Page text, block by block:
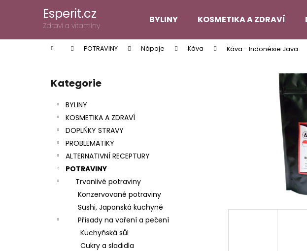
Esperit.cz
Zdraví a vitamíny
BYLINY KOSMETIKA A ZDRAVÍ
Domů POTRAVINY Nápoje Káva Káva - Indonésie Java
Přeskočit
kategorie
Kategorie
BYLINY
KOSMETIKA A ZDRAVÍ
DOPLŇKY STRAVY
PROBLEMATIKY
ALTERNATIVNÍ RECEPTURY
POTRAVINY
Trvanlivé potraviny
Konzervované potraviny
Sushi, Japonská kuchyně
Přísady na vaření a pečení
Kuchyňská sůl
Cukry a sladidla
í
Zpět
do
Zpět
do
Co